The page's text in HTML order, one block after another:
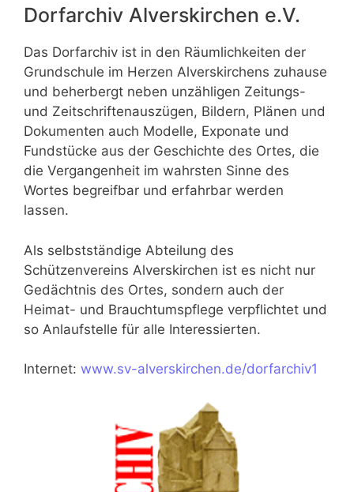
Dorfarchiv Alverskirchen e.V.
Das Dorfarchiv ist in den Räumlichkeiten der
Grundschule im Herzen Alverskirchens zuhause
und beherbergt neben unzähligen Zeitungs-
und Zeitschriftenauszügen, Bildern, Plänen und
Dokumenten auch Modelle, Exponate und
Fundstücke aus der Geschichte des Ortes, die
die Vergangenheit im wahrsten Sinne des
Wortes begreifbar und erfahrbar werden
lassen.
Als selbstständige Abteilung des
Schützenvereins Alverskirchen ist es nicht nur
Gedächtnis des Ortes, sondern auch der
Heimat- und Brauchtumspflege verpflichtet und
so Anlaufstelle für alle Interessierten.
Internet: www.sv-alverskirchen.de/dorfarchiv1